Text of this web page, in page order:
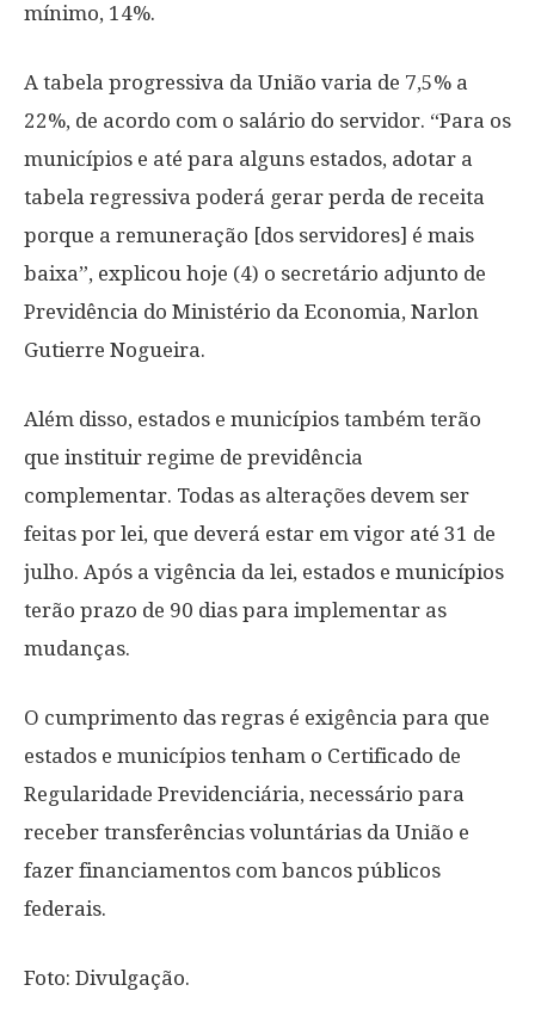
mínimo, 14%.
A tabela progressiva da União varia de 7,5% a
22%, de acordo com o salário do servidor. “Para os
municípios e até para alguns estados, adotar a
tabela regressiva poderá gerar perda de receita
porque a remuneração [dos servidores] é mais
baixa”, explicou hoje (4) o secretário adjunto de
Previdência do Ministério da Economia, Narlon
Gutierre Nogueira.
Além disso, estados e municípios também terão
que instituir regime de previdência
complementar. Todas as alterações devem ser
feitas por lei, que deverá estar em vigor até 31 de
julho. Após a vigência da lei, estados e municípios
terão prazo de 90 dias para implementar as
mudanças.
O cumprimento das regras é exigência para que
estados e municípios tenham o Certificado de
Regularidade Previdenciária, necessário para
receber transferências voluntárias da União e
fazer financiamentos com bancos públicos
federais.
Foto: Divulgação.